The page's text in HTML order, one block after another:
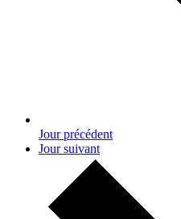
Jour précédent
Jour suivant